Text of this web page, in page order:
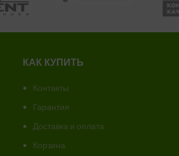
КАК КУПИТЬ
Контакты
Гарантия
Доставка и оплата
Корзина